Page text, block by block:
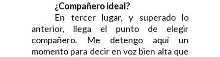
¿Compañero ideal?
En tercer lugar, y superado lo
anterior, llega el punto de elegir
compañero. Me detengo aquí un
momento para decir en voz bien alta que